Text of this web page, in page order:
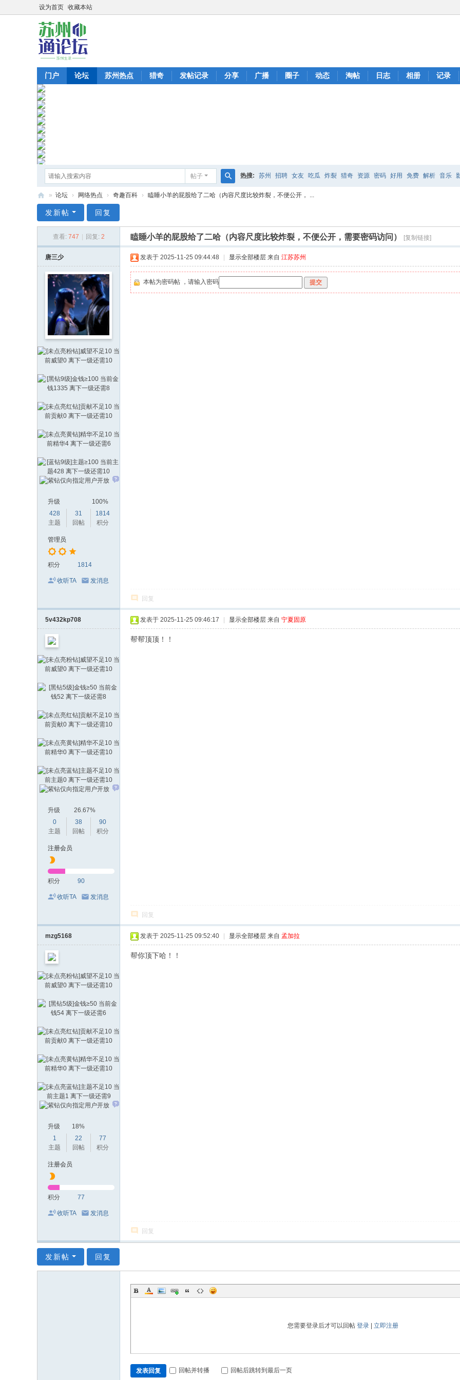
设为首页 收藏本站
门户 论坛 苏州热点 猎奇 发帖记录 分享 广播 圈子 动态 淘帖 日志 相册 记录
帖子
搜
热搜: 苏州 招聘 女友 吃瓜 炸裂 猎奇 资源 密码 好用 免费 解析 音乐
州
» 论坛 › 网络热点 › 奇趣百科 › 瞌睡小羊的屁股给了二哈（内容尺度比较炸裂，不便公开， ...
发新帖 回复
查看: 747 回复: 2 瞌睡小羊的屁股给了二哈（内容尺度比较炸裂，不便公开，需要密码访问） [复制链接]
唐三少
升级
100%
428
主题
31
回帖
1814
积分
管理员
积分 1814
收听TA 发消息
发表于 2025-11-25 09:44:48 显示全部楼层 来自 江苏苏州
本帖为密码帖 ，请输入密码 提交
回复
5v432kp708
升级
26.67%
0
主题
38
回帖
90
积分
注册会员
积分 90
收听TA 发消息
发表于 2025-11-25 09:46:17 显示全部楼层 来自 宁夏固原
帮帮顶顶！！
回复
mzg5168
升级
18%
1
主题
22
回帖
77
积分
注册会员
积分 77
收听TA 发消息
发表于 2025-11-25 09:52:40 显示全部楼层 来自 孟加拉
帮你顶下哈！！
回复
发新帖 回复
您需要登录后才可以回帖 登录| 立即注册
发表回复 回帖并转播 回帖后跳转到最后一页